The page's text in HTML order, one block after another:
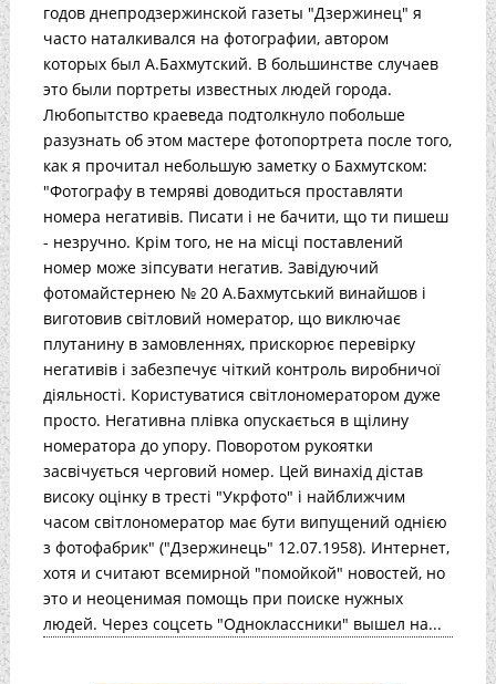
годов днепродзержинской газеты "Дзержинец" я
часто наталкивался на фотографии, автором
которых был А.Бахмутский. В большинстве случаев
это были портреты известных людей города.
Любопытство краеведа подтолкнуло побольше
разузнать об этом мастере фотопортрета после того,
как я прочитал небольшую заметку о Бахмутском:
"Фотографу в темряві доводиться проставляти
номера негативів. Писати і не бачити, що ти пишеш
- незручно. Крім того, не на місці поставлений
номер може зіпсувати негатив. Завідуючий
фотомайстернею № 20 А.Бахмутський винайшов і
виготовив світловий номератор, що виключає
плутанину в замовленнях, прискорює перевірку
негативів і забезпечує чіткий контроль виробничої
діяльності. Користуватися світлономератором дуже
просто. Негативна плівка опускається в щілину
номератора до упору. Поворотом рукоятки
засвічується черговий номер. Цей винахід дістав
високу оцінку в тресті "Укрфото" і найближчим
часом світлономератор має бути випущений однією
з фотофабрик" ("Дзержинець" 12.07.1958). Интернет,
хотя и считают всемирной "помойкой" новостей, но
это и неоценимая помощь при поиске нужных
людей. Через соцсеть "Одноклассники" вышел на...